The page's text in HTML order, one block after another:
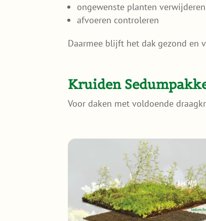
ongewenste planten verwijderen
afvoeren controleren
Daarmee blijft het dak gezond en
Kruiden
Voor daken met voldoende